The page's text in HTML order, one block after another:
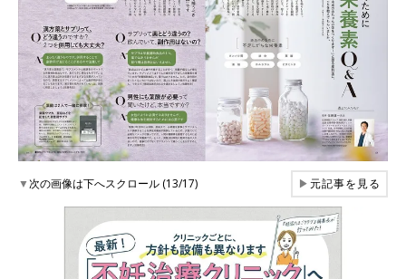
▼次の画像は下へスクロール (13/17) ▶元記事を見る